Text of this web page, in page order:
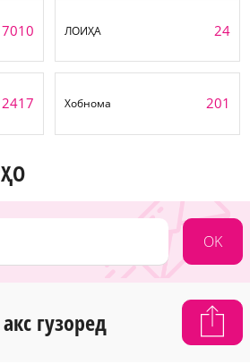
7010 ЛОИҲА 24
2417 Хобнома 201
OK
гузоред